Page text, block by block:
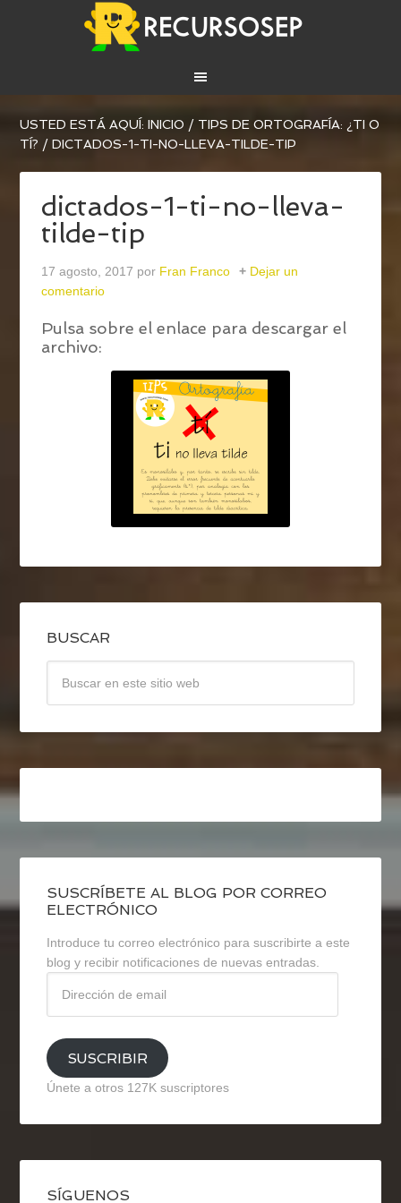
USTED ESTÁ AQUÍ:INICIO / TIPS DE ORTOGRAFÍA: ¿TI O
TÍ? / DICTADOS-1-TI-NO-LLEVA-TILDE-TIP
dictados-1-ti-no-lleva-
tilde-tip
17 agosto, 2017 por Fran Franco
Dejar un
comentario
Pulsa sobre el enlace para descargar el
archivo:
BUSCAR
SUSCRÍBETE AL BLOG POR CORREO
ELECTRÓNICO
Introduce tu correo electrónico para suscribirte a este
blog y recibir notificaciones de nuevas entradas.
email
SUSCRIBIR
Únete a otros 127K suscriptores
SÍGUENOS